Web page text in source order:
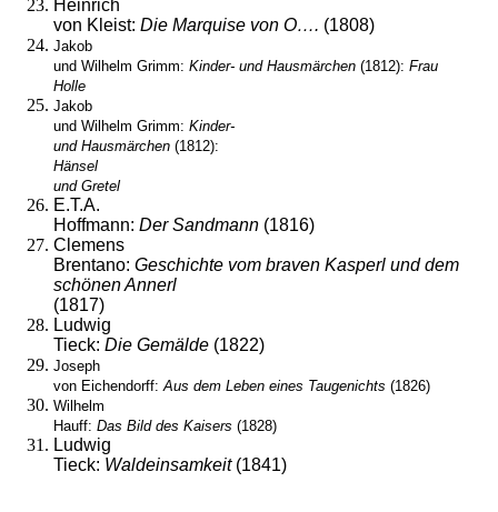
Heinrich
von Kleist: Die Marquise von O…. (1808)
Jakob
und Wilhelm Grimm: Kinder- und Hausmärchen (1812): Frau
Holle
Jakob
und Wilhelm Grimm: Kinder-
und Hausmärchen (1812):
Hänsel
und Gretel
E.T.A.
Hoffmann: Der Sandmann (1816)
Clemens
Brentano: Geschichte vom braven Kasperl und dem
schönen Annerl
(1817)
Ludwig
Tieck: Die Gemälde (1822)
Joseph
von Eichendorff:Aus dem Leben eines Taugenichts (1826)
Wilhelm
Hauff: Das Bild des Kaisers (1828)
Ludwig
Tieck: Waldeinsamkeit (1841)